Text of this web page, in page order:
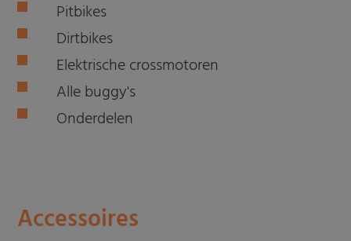
Pitbikes
Dirtbikes
Elektrische crossmotoren
Alle buggy's
Onderdelen
Accessoires